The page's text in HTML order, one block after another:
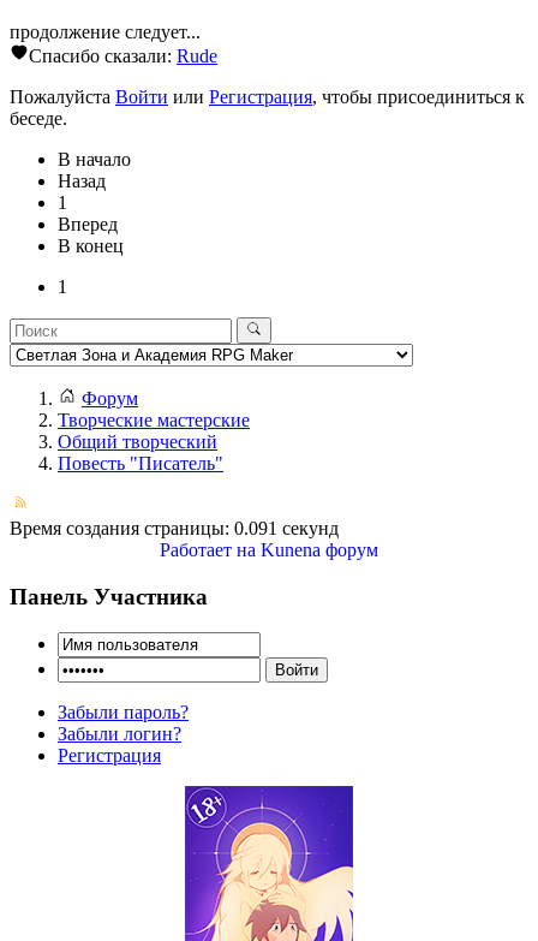
продолжение следует...
Спасибо сказали: Rude
Пожалуйста Войти или Регистрация, чтобы присоединиться к
беседе.
В начало
Назад
1
Вперед
В конец
1
Форум
Творческие мастерские
Общий творческий
Повесть "Писатель"
Время создания страницы: 0.091 секунд
Работает на Kunena форум
Панель Участника
Забыли пароль?
Забыли логин?
Регистрация